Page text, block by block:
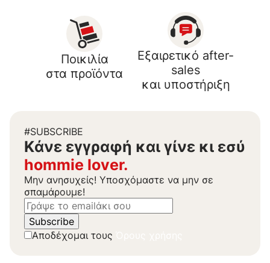
Ποικιλία
στα προϊόντα
Εξαιρετικό after-
sales
και υποστήριξη
#SUBSCRIBE
Kάνε εγγραφή και γίνε κι εσύ
hommie lover.
Μην ανησυχείς! Υποσχόμαστε να μην σε
σπαμάρουμε!
Αποδέχομαι τους